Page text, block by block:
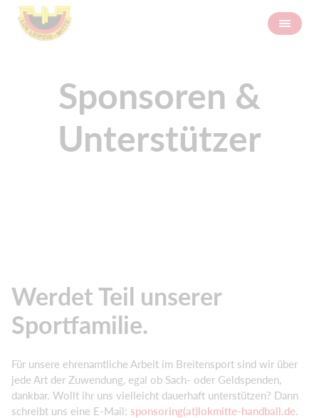
Sponsoren &
Unterstützer
Werdet Teil unserer
Sportfamilie.
Für unsere ehrenamtliche Arbeit im Breitensport sind wir über
jede Art der Zuwendung, egal ob Sach- oder Geldspenden,
dankbar. Wollt ihr uns vielleicht dauerhaft unterstützen? Dann
schreibt uns eine E-Mail: sponsoring(at)lokmitte-handball.de.